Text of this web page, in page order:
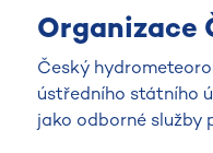
Organizace
Český
ústředního státního
jako odborné služby